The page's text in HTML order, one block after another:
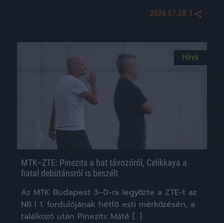
2026.07.28. |
Hírek
MTK–ZTE: Pinezits a hat távozóról, Celikkaya a
fiatal debütánsról is beszélt
Az MTK Budapest 3–0-ra legyőzte a ZTE-t az
NB I 1. fordulójának hétfő esti mérkőzésén, a
találkozó után Pinezits Máté […]